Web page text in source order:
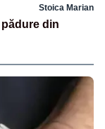
Stoica Marian
din